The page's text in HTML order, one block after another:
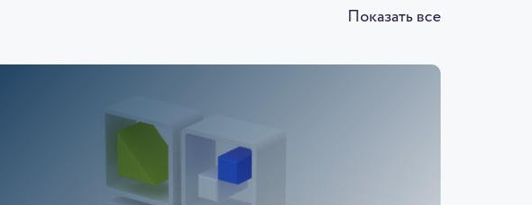
Показать все